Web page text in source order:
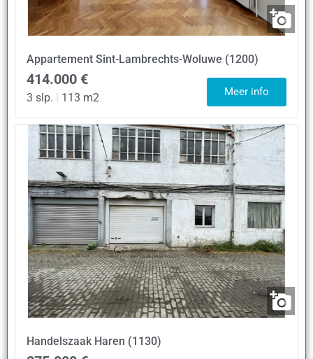
Appartement Sint-Lambrechts-Woluwe (1200)
414.000 €
3 slp. | 113 m2 Meer info
Handelszaak Haren (1130)